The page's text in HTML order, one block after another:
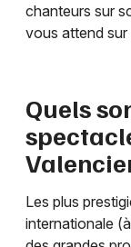
chanteurs sur
vous attend sur
Quels
Les plus
internationale